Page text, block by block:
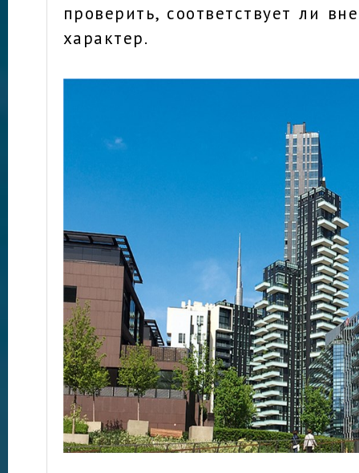
проверить, соответствует ли
характер.